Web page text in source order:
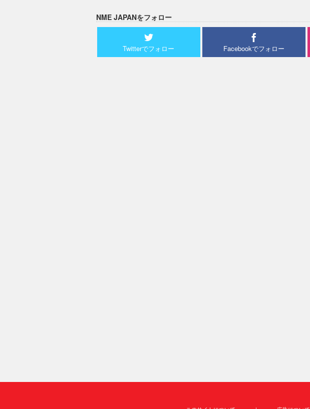
NME JAPANをフォロー
Twitterでフォロー Facebookでフォロー